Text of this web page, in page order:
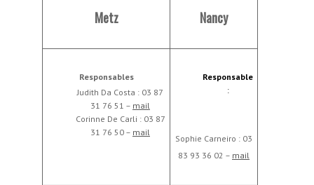
Metz Nancy
Responsables
Judith Da Costa : 03 87
31 76 51 – mail
Corinne De Carli : 03 87
31 76 50 – mail
Responsable
:
Sophie Carneiro : 03
83 93 36 02 – mail